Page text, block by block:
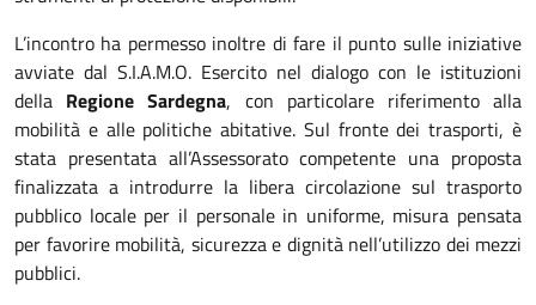
L’incontro ha permesso inoltre di fare il punto sulle iniziative
avviate dal S.I.A.M.O. Esercito nel dialogo con le istituzioni
della Regione Sardegna, con particolare riferimento alla
mobilità e alle politiche abitative. Sul fronte dei trasporti, è
stata presentata all’Assessorato competente una proposta
finalizzata a introdurre la libera circolazione sul trasporto
pubblico locale per il personale in uniforme, misura pensata
per favorire mobilità, sicurezza e dignità nell’utilizzo dei mezzi
pubblici.